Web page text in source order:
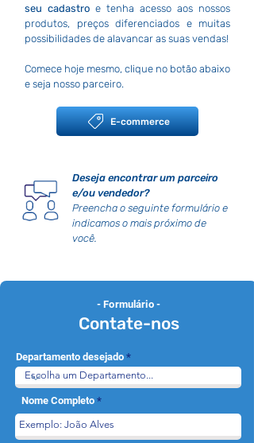
seu cadastro e tenha acesso aos nossos
produtos, preços diferenciados e muitas
possibilidades de alavancar as suas vendas!
Comece hoje mesmo, clique no botão abaixo
e seja nosso parceiro.
E-commerce
Deseja encontrar um parceiro
e/ou vendedor?
Preencha o seguinte formulário e
indicamos o mais próximo de
você.
- Formulário -
Contate-nos
Departamento desejado
Nome Completo